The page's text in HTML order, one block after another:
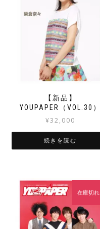
【新品】
YOUPAPER（VOL.30）
¥32,000
続きを読む
在庫切れ